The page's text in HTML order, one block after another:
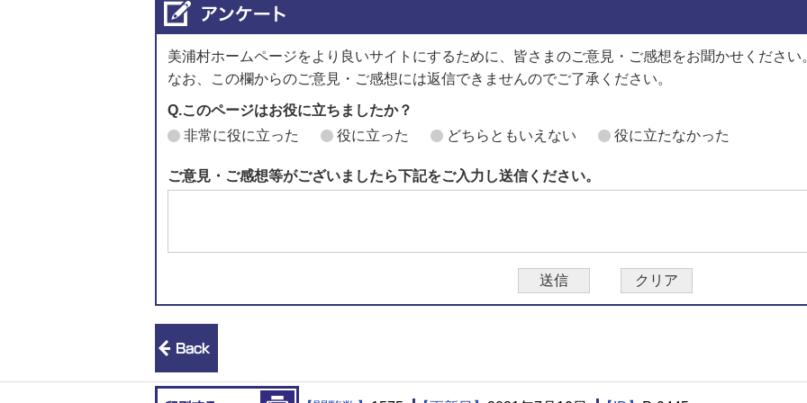
美浦村ホームページをより良いサイトにするために、皆さまのご意見・ご感想をお聞かせください
なお、この欄からのご意見・ご感想には返信できませんのでご了承ください。
Q.このページはお役に立ちましたか？
非常に役に立った
役に立った どちらともいえない 役に立たなかった
ご意見・ご感想等がございましたら下記をご入力し送信ください。
印刷する